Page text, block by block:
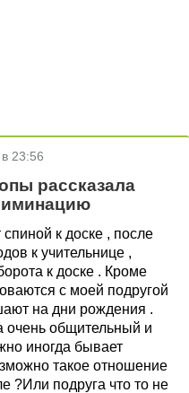
23:56
рассказала
к доске , после
к учительнице ,
к доске . Кроме
с моей подругой
на дни рождения .
очень общительный и
иногда бывает
такое отношение
?Или подруга что то не